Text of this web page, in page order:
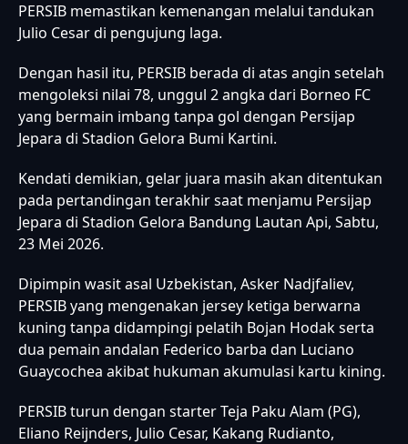
PERSIB memastikan kemenangan melalui tandukan
Julio Cesar di pengujung laga.
Dengan hasil itu, PERSIB berada di atas angin setelah
mengoleksi nilai 78, unggul 2 angka dari Borneo FC
yang bermain imbang tanpa gol dengan Persijap
Jepara di Stadion Gelora Bumi Kartini.
Kendati demikian, gelar juara masih akan ditentukan
pada pertandingan terakhir saat menjamu Persijap
Jepara di Stadion Gelora Bandung Lautan Api, Sabtu,
23 Mei 2026.
Dipimpin wasit asal Uzbekistan, Asker Nadjfaliev,
PERSIB yang mengenakan jersey ketiga berwarna
kuning tanpa didampingi pelatih Bojan Hodak serta
dua pemain andalan Federico barba dan Luciano
Guaycochea akibat hukuman akumulasi kartu kining.
PERSIB turun dengan starter Teja Paku Alam (PG),
Eliano Reijnders, Julio Cesar, Kakang Rudianto,